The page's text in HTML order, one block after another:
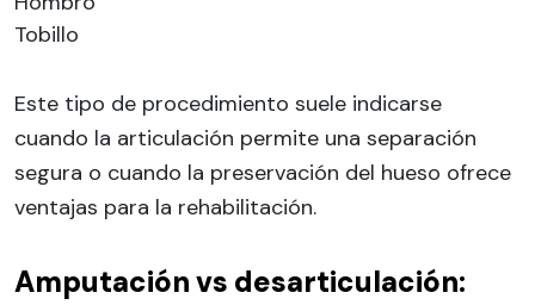
Tobillo
Este tipo de procedimiento suele indicarse
cuando la articulación permite una separación
segura o cuando la preservación del hueso ofrece
ventajas para la rehabilitación.
Amputación vs desarticulación: